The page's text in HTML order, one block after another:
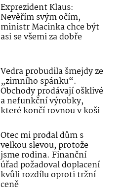
Exprezident Klaus:
Nevěřím svým očím,
ministr Macinka chce být
asi se všemi za dobře
Vedra probudila šmejdy ze
„zimního spánku“.
Obchody prodávají ošklivé
a nefunkční výrobky,
které končí rovnou v koši
Otec mi prodal dům s
velkou slevou, protože
jsme rodina. Finanční
úřad požadoval doplacení
kvůli rozdílu oproti tržní
ceně